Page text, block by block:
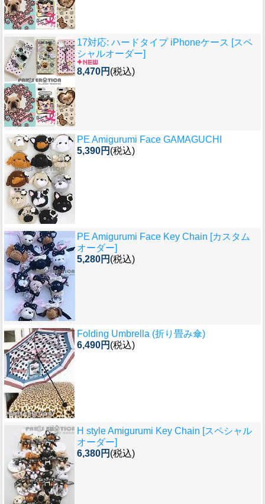
17対応: ハードタイプ iPhoneケース [スペ
シャルオーダー]
8,470円 (税込)
PE Amigurumi Face GAMAGUCHI
5,390円 (税込)
PE Amigurumi Face Key Chain [カスタム
オーダー]
5,280円 (税込)
Folding Umbrella (折り畳み傘)
6,490円 (税込)
H style Amigurumi Key Chain [スペシャル
オーダー]
6,380円 (税込)